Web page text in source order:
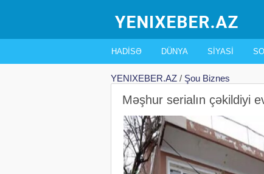
HADISƏ DÜNYA SIYASI
YENIXEBER.AZ / Şou Biznes
Məşhur serialın çəkildiyi